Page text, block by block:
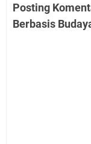
Posting
Berbasis